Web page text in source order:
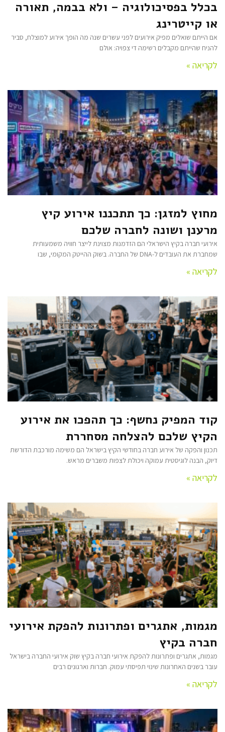
בכלל בפסיכולוגיה – ולא בבמה, תאורה
או קייטרינג
אם הייתם שואלים מפיק אירועים לפני עשרים שנה מה הופך אירוע למוצלח, סביר
להניח שהייתם מקבלים רשימה די צפויה: אולם
לקריאה »
מחוץ למזגן: כך תתכננו אירוע קיץ
מרענן ושונה לחברה שלכם
אירועי חברה בקיץ הישראלי הם הזדמנות מצוינת לייצר חוויה משמעותית
שמחברת את העובדים ל-DNA של החברה. בשוק ההייטק המקומי, שבו
לקריאה »
קוד המפיק נחשף: כך תהפכו את אירוע
הקיץ שלכם להצלחה מסחררת
תכנון והפקה של אירוע חברה בחודשי הקיץ בישראל הם משימה מורכבת הדורשת
דיוק, הבנה לוגיסטית עמוקה ויכולת לצפות משברים מראש.
לקריאה »
מגמות, אתגרים ופתרונות להפקת אירועי
חברה בקיץ
מגמות, אתגרים ופתרונות להפקת אירועי חברה בקיץ שוק אירועי החברה בישראל
עובר בשנים האחרונות שינוי תפיסתי עמוק. חברות וארגונים רבים
לקריאה »